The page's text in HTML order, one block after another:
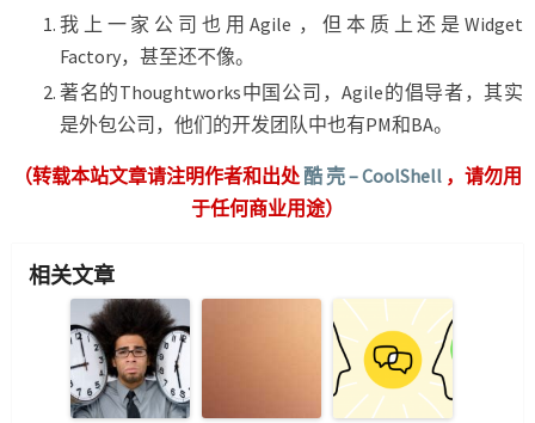
我上一家公司也用Agile ，但本质上还是Widget
Factory，甚至还不像。
著名的Thoughtworks中国公司，Agile的倡导者，其实
是外包公司，他们的开发团队中也有PM和BA。
（转载本站文章请注明作者和出处酷 壳 – CoolShell ，请勿用
于任何商业用途）
相关文章